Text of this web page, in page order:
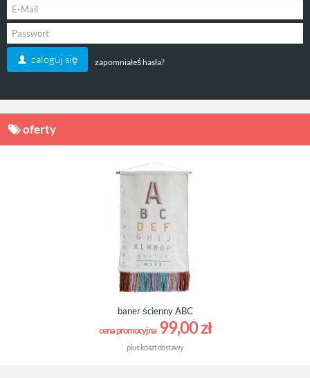
zaloguj się zapomniałeś hasła?
oferty
baner ścienny ABC
cena promocyjna99,00 zł
plus koszt dostawy